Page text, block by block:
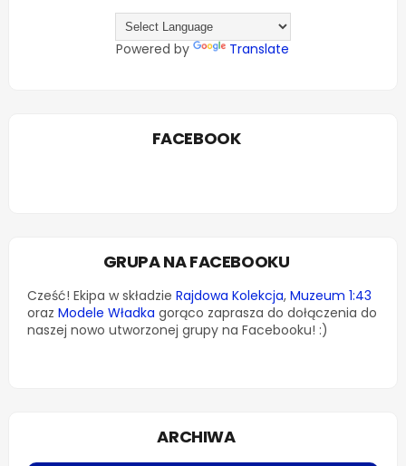
Powered by Translate
FACEBOOK
GRUPA NA FACEBOOKU
Cześć! Ekipa w składzie Rajdowa Kolekcja, Muzeum 1:43
oraz Modele Władka gorąco zaprasza do dołączenia do
naszej nowo utworzonej grupy na Facebooku! :)
ARCHIWA